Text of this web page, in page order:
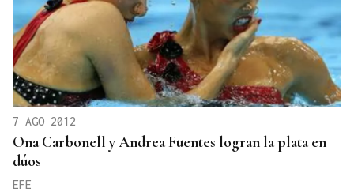
7 AGO 2012
Ona Carbonell y Andrea Fuentes logran la plata en
dúos
EFE